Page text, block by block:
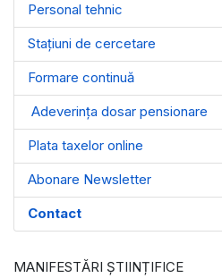
Personal tehnic
Stațiuni de cercetare
Formare continuă
Adeverința dosar pensionare
Plata taxelor online
Abonare Newsletter
Contact
MANIFESTĂRI ȘTIINȚIFICE